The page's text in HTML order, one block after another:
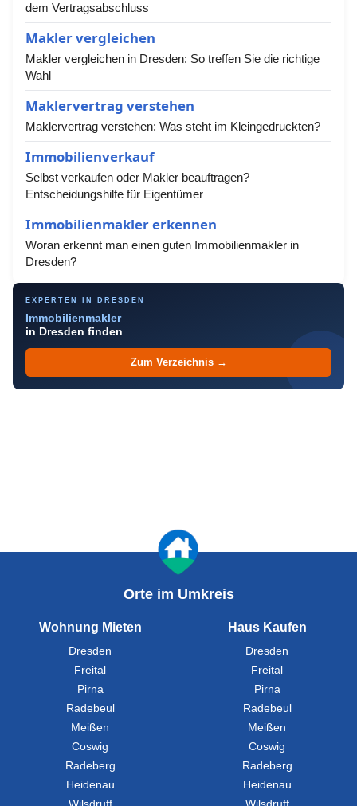
dem Vertragsabschluss
Makler vergleichen
Makler vergleichen in Dresden: So treffen Sie die richtige
Wahl
Maklervertrag verstehen
Maklervertrag verstehen: Was steht im Kleingedruckten?
Immobilienverkauf
Selbst verkaufen oder Makler beauftragen?
Entscheidungshilfe für Eigentümer
Immobilienmakler erkennen
Woran erkennt man einen guten Immobilienmakler in
Dresden?
EXPERTEN IN DRESDEN
Immobilienmakler
in Dresden finden
Zum Verzeichnis →
Orte im Umkreis
Wohnung Mieten
Dresden
Freital
Pirna
Radebeul
Meißen
Coswig
Radeberg
Heidenau
Haus Kaufen
Dresden
Freital
Pirna
Radebeul
Meißen
Coswig
Radeberg
Heidenau